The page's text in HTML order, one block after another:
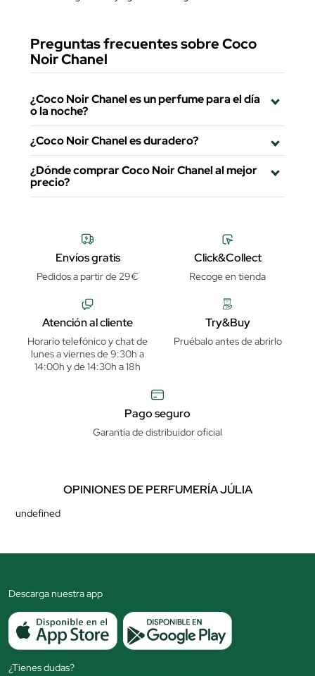
Preguntas frecuentes sobre Coco
Noir Chanel
¿Coco Noir Chanel es un perfume para el día
o la noche?
¿Coco Noir Chanel es duradero?
¿Dónde comprar Coco Noir Chanel al mejor
precio?
Envíos gratis
Pedidos a partir de 29€
Click&Collect
Recoge en tienda
Atención al cliente
Horario telefónico y chat de
lunes a viernes de 9:30h a
14:00h y de 14:30h a 18h
Try&Buy
Pruébalo antes de abrirlo
Pago seguro
Garantía de distribuidor oficial
OPINIONES DE PERFUMERÍA JÚLIA
undefined
Descarga nuestra app
¿Tienes dudas?